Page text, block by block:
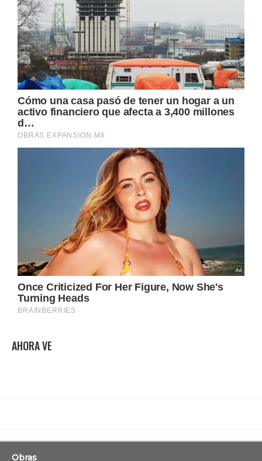
AHORA VE
Obras